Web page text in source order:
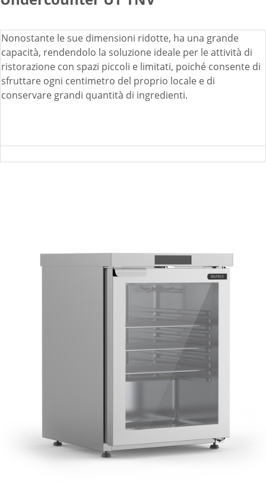
Nonostante le sue dimensioni ridotte, ha una grande
capacità, rendendolo la soluzione ideale per le attività di
ristorazione con spazi piccoli e limitati, poiché consente di
sfruttare ogni centimetro del proprio locale e di
conservare grandi quantità di ingredienti.